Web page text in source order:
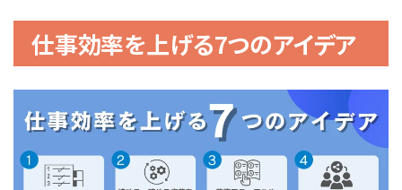
仕事効率を上げる7つのアイデア